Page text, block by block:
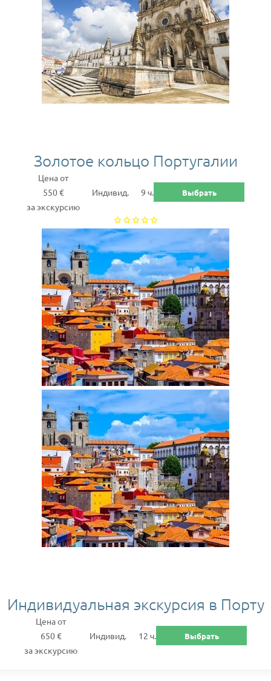
Золотое кольцо Португалии
Цена от
550 €
за экскурсию
Индивид. 9 ч. Выбрать
Индивидуальная экскурсия в Порту
Цена от
650 €
за экскурсию
Индивид. 12 ч. Выбрать